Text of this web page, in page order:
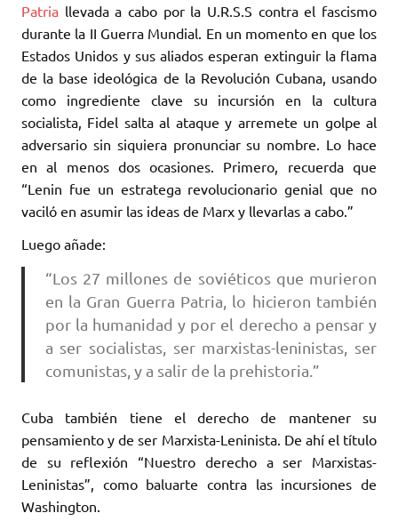
Patria llevada a cabo por la U.R.S.S contra el fascismo
durante la II Guerra Mundial. En un momento en que los
Estados Unidos y sus aliados esperan extinguir la flama
de la base ideológica de la Revolución Cubana, usando
como ingrediente clave su incursión en la cultura
socialista, Fidel salta al ataque y arremete un golpe al
adversario sin siquiera pronunciar su nombre. Lo hace
en al menos dos ocasiones. Primero, recuerda que
“Lenin fue un estratega revolucionario genial que no
vaciló en asumir las ideas de Marx y llevarlas a cabo.”
Luego añade:
“Los 27 millones de soviéticos que murieron
en la Gran Guerra Patria, lo hicieron también
por la humanidad y por el derecho a pensar y
a ser socialistas, ser marxistas-leninistas, ser
comunistas, y a salir de la prehistoria.”
Cuba también tiene el derecho de mantener su
pensamiento y de ser Marxista-Leninista. De ahí el título
de su reflexión “Nuestro derecho a ser Marxistas-
Leninistas”, como baluarte contra las incursiones de
Washington.